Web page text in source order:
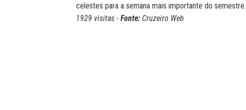
celestes para a semana mais importante do semestre.
1929 visitas - Fonte: Cruzeiro Web